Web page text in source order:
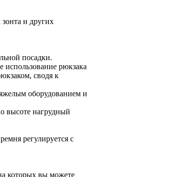
и других
посадки.
рюкзака
сводя к
оборудованием и
высоте нагрудный
регулируется с
которых вы можете